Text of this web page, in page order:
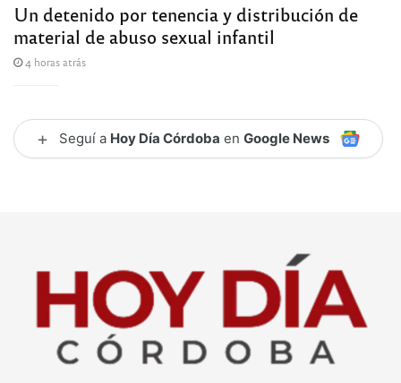
Un detenido por tenencia y distribución de
material de abuso sexual infantil
4 horas atrás
+ Seguí a Hoy Día Córdoba en Google News